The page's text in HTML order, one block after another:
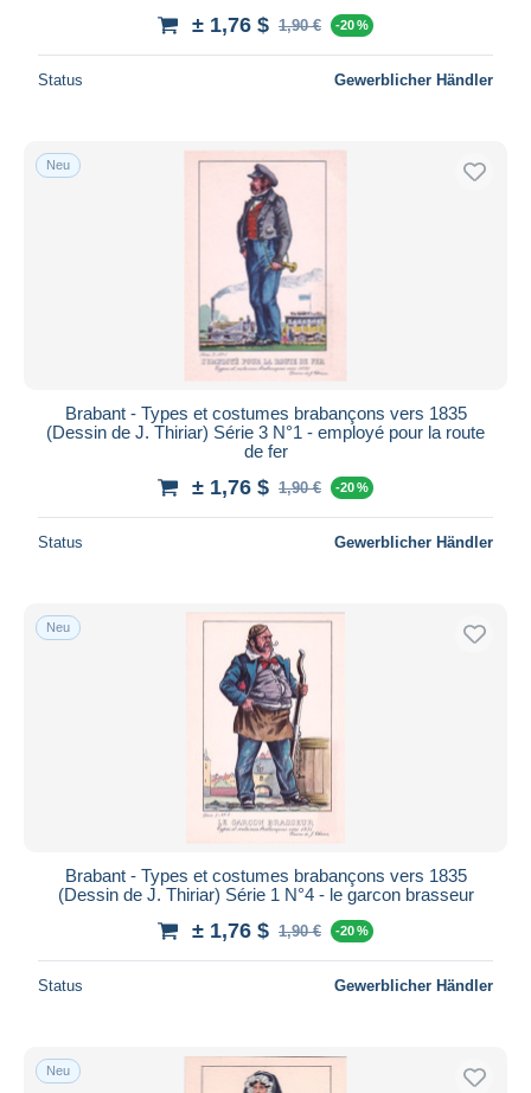
± 1,76 $ 1,90 € -20 %
Status Gewerblicher Händler
Neu
Brabant - Types et costumes brabançons vers 1835
(Dessin de J. Thiriar) Série 3 N°1 - employé pour la route
de fer
± 1,76 $ 1,90 € -20 %
Status Gewerblicher Händler
Neu
Brabant - Types et costumes brabançons vers 1835
(Dessin de J. Thiriar) Série 1 N°4 - le garcon brasseur
± 1,76 $ 1,90 € -20 %
Status Gewerblicher Händler
Neu